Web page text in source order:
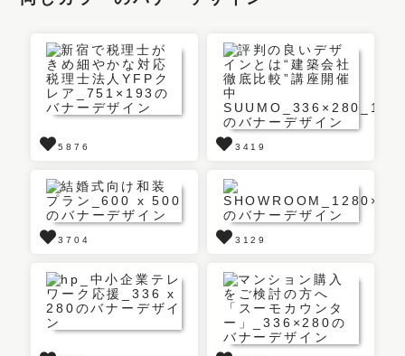
5876 3419
3704 3129